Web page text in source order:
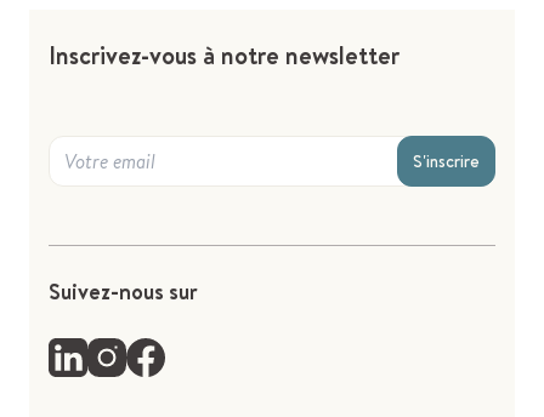
Inscrivez-vous à notre newsletter
S'inscrire
Suivez-nous sur